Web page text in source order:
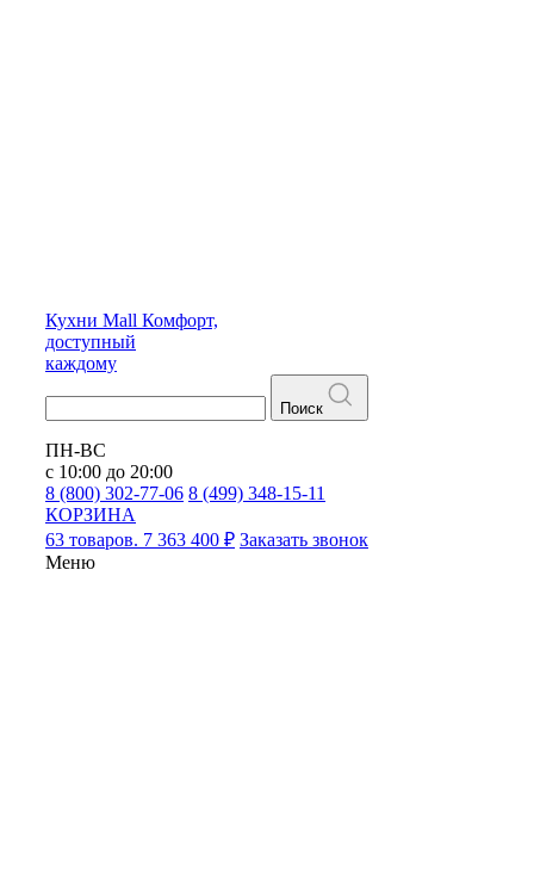
Кухни Mall Комфорт,
доступный
каждому
Поиск
ПН-ВС
с 10:00 до 20:00
8 (800) 302-77-06 8 (499) 348-15-11
КОРЗИНА
63 товаров. 7 363 400 ₽ Заказать звонок
Меню